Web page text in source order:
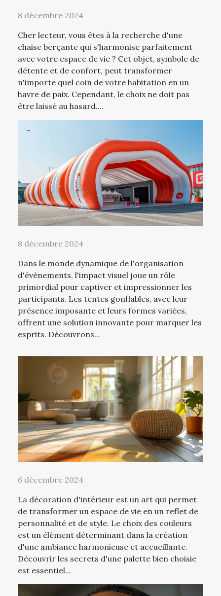
8 décembre 2024
Cher lecteur, vous êtes à la recherche d'une
chaise berçante qui s'harmonise parfaitement
avec votre espace de vie ? Cet objet, symbole de
détente et de confort, peut transformer
n'importe quel coin de votre habitation en un
havre de paix. Cependant, le choix ne doit pas
être laissé au hasard....
8 décembre 2024
Dans le monde dynamique de l'organisation
d'événements, l'impact visuel joue un rôle
primordial pour captiver et impressionner les
participants. Les tentes gonflables, avec leur
présence imposante et leurs formes variées,
offrent une solution innovante pour marquer les
esprits. Découvrons...
6 décembre 2024
La décoration d'intérieur est un art qui permet
de transformer un espace de vie en un reflet de
personnalité et de style. Le choix des couleurs
est un élément déterminant dans la création
d'une ambiance harmonieuse et accueillante.
Découvrir les secrets d'une palette bien choisie
est essentiel...